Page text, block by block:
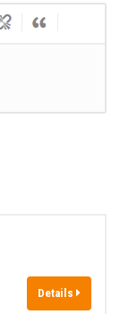
Details